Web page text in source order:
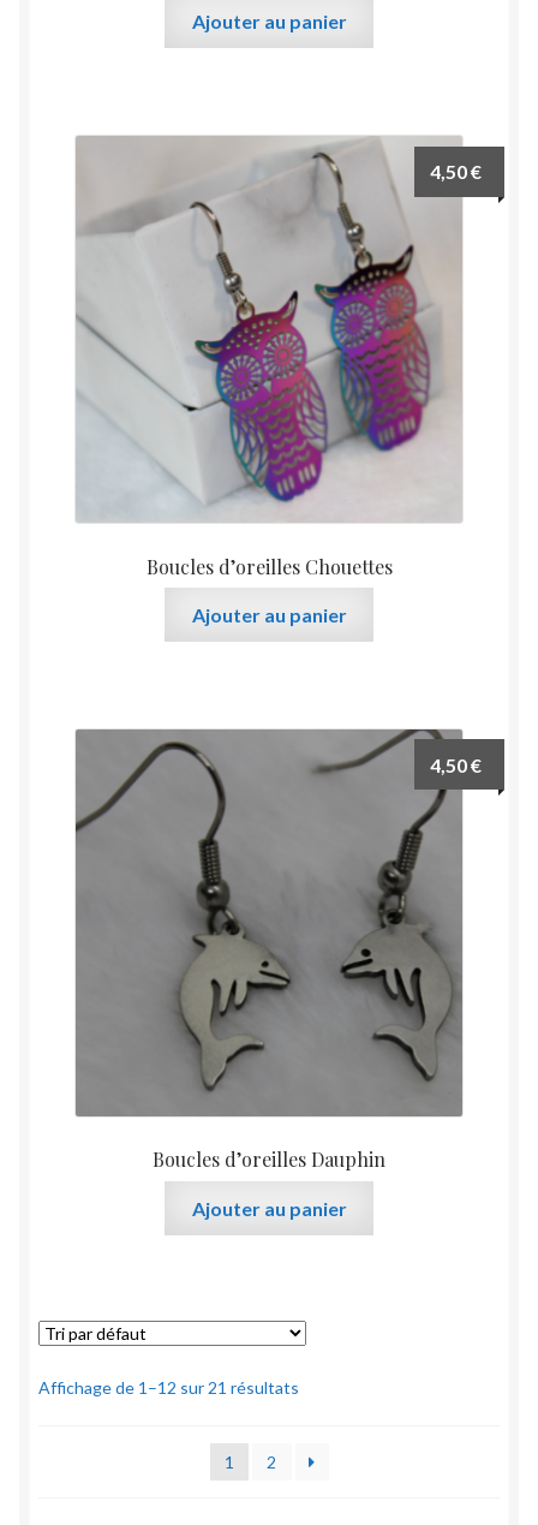
Ajouter au panier
Boucles d’oreilles Chouettes
4,50€
Ajouter au panier
Boucles d’oreilles Dauphin
4,50€
Ajouter au panier
Affichage de 1–12 sur 21 résultats
1 2